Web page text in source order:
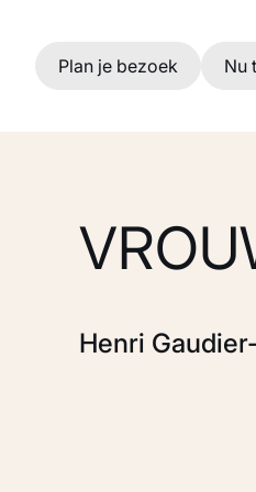
Ga naar hoofdinhoud
Plan je bezoek Nu
Henri